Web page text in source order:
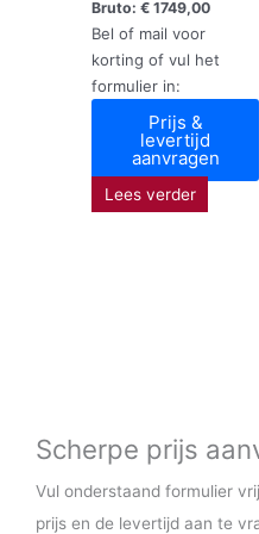
Bruto:€ 1749,00
Bel of mail voor
korting of vul het
formulier in:
Prijs &
levertijd
aanvragen
Lees verder
Scherpe prijs
Vul onderstaand formulier
prijs en de levertijd aan te